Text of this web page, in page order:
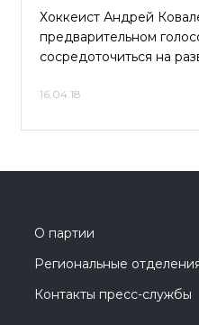
Хоккеист Андрей
предварительном
сосредоточиться на
16.04.18
О партии
Региональные
Контакты пресс-службы